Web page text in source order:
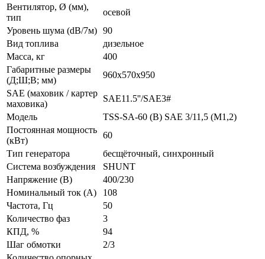
Вентилятор, Ø (мм),
тип
осевой
Уровень шума (dB/7м) 90
Вид топлива
дизельное
Масса, кг
400
Габаритные размеры
(Д;Ш;В; мм)
960x570x950
SAE (маховик / картер
маховика)
SAE11.5''/SAE3#
Модель
TSS-SA-60 (B) SAE 3/11,5 (М1,2)
Постоянная мощность
(кВт)
60
Тип генератора
бесщёточный, синхронный
Система возбуждения
SHUNT
Напряжение (В)
400/230
Номинальный ток (А)
108
Частота, Гц
50
Количество фаз
3
КПД, %
94
Шаг обмотки
2/3